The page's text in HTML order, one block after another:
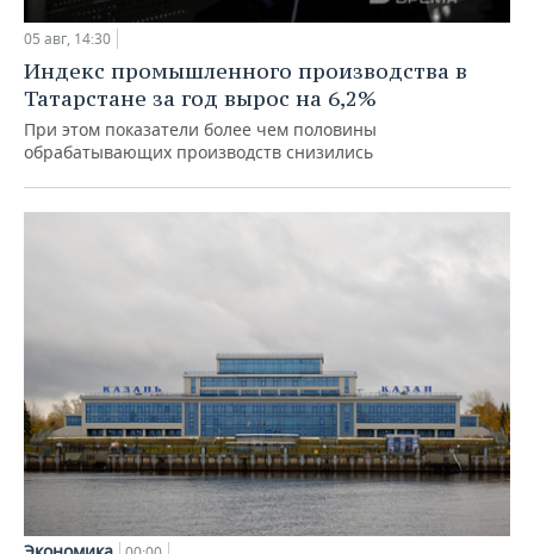
05 авг, 14:30
Индекс промышленного производства в
Татарстане за год вырос на 6,2%
При этом показатели более чем половины
обрабатывающих производств снизились